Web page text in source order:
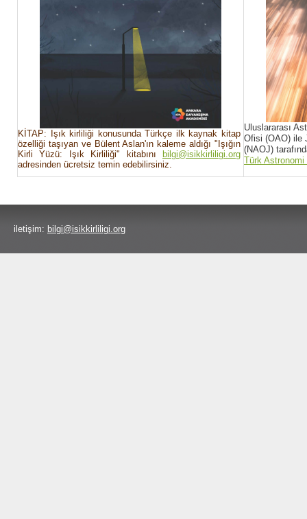
KİTAP: Işık kirliliği konusunda Türkçe ilk kaynak kitap
özelliği taşıyan ve Bülent Aslan'ın kaleme aldığı "Işığın
Kirli Yüzü: Işık Kirliliği" kitabını
bilgi@isikkirliligi.org
adresinden ücretsiz temin edebilirsiniz.
Uluslararası
Ofisi (OAO) ile
(NAOJ)
Türk Astronomi
iletişim: bilgi@isikkirliligi.org